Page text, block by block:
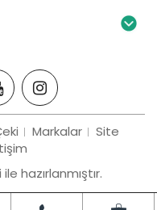
Markalar
Site
hazırlanmıştır.